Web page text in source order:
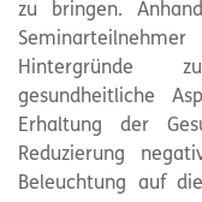
zu bringen.
Hintergründe
gesundheitliche
Erhaltung der
Reduzierung
Beleuchtung auf